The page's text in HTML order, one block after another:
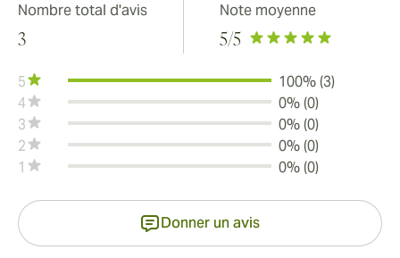
Nombre total d'avis
3
Note moyenne
5/5
5
100% (3)
4
0% (0)
3
0% (0)
2
0% (0)
1
0% (0)
Donner un avis